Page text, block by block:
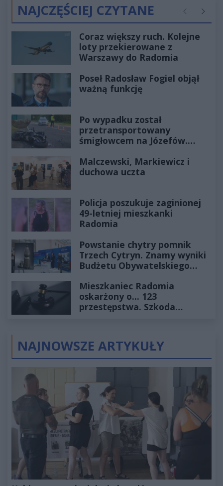
NAJCZĘŚCIEJ CZYTANE Poprzednie
Coraz większy ruch. Kolejne
loty przekierowane z
Warszawy do Radomia
Poseł Radosław Fogiel objął
ważną funkcję
Po wypadku został
przetransportowany
śmigłowcem na Józefów.
Malczewski, Markiewicz i
duchowa uczta
Policja poszukuje zaginionej
49-letniej mieszkanki
Radomia
Powstanie chytry pomnik
Trzech Cytryn. Znamy wyniki
Budżetu Obywatelskiego
Mieszkaniec Radomia
oskarżony o... 123
przestępstwa. Szkoda
NAJNOWSZE ARTYKUŁY